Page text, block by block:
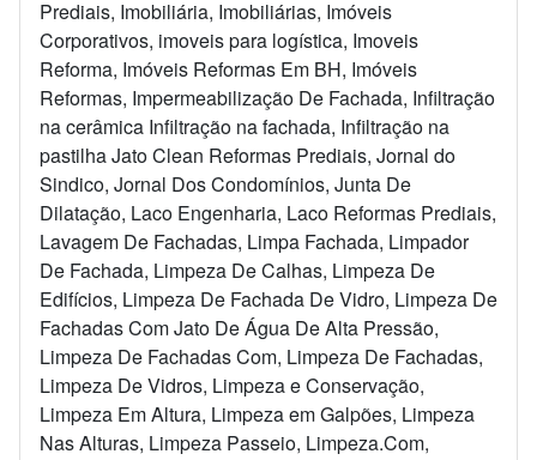
Prediais, Imobiliária, Imobiliárias, Imóveis
Corporativos, imoveis para logística, Imoveis
Reforma, Imóveis Reformas Em BH, Imóveis
Reformas, Impermeabilização De Fachada, Infiltração
na cerâmica Infiltração na fachada, Infiltração na
pastilha Jato Clean Reformas Prediais, Jornal do
Sindico, Jornal Dos Condomínios, Junta De
Dilatação, Laco Engenharia, Laco Reformas Prediais,
Lavagem De Fachadas, Limpa Fachada, Limpador
De Fachada, Limpeza De Calhas, Limpeza De
Edifícios, Limpeza De Fachada De Vidro, Limpeza De
Fachadas Com Jato De Água De Alta Pressão,
Limpeza De Fachadas Com, Limpeza De Fachadas,
Limpeza De Vidros, Limpeza e Conservação,
Limpeza Em Altura, Limpeza em Galpões, Limpeza
Nas Alturas, Limpeza Passeio, Limpeza.Com,